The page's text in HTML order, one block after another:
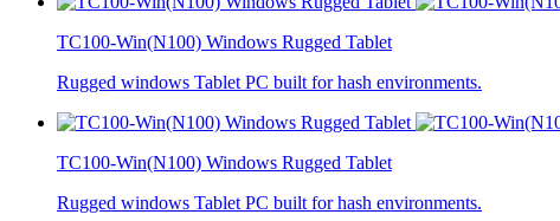
TC100-Win(N100) Windows Rugged Tablet
Rugged windows Tablet PC built for hash environments.
TC100-Win(N100) Windows Rugged Tablet
Rugged windows Tablet PC built for hash environments.